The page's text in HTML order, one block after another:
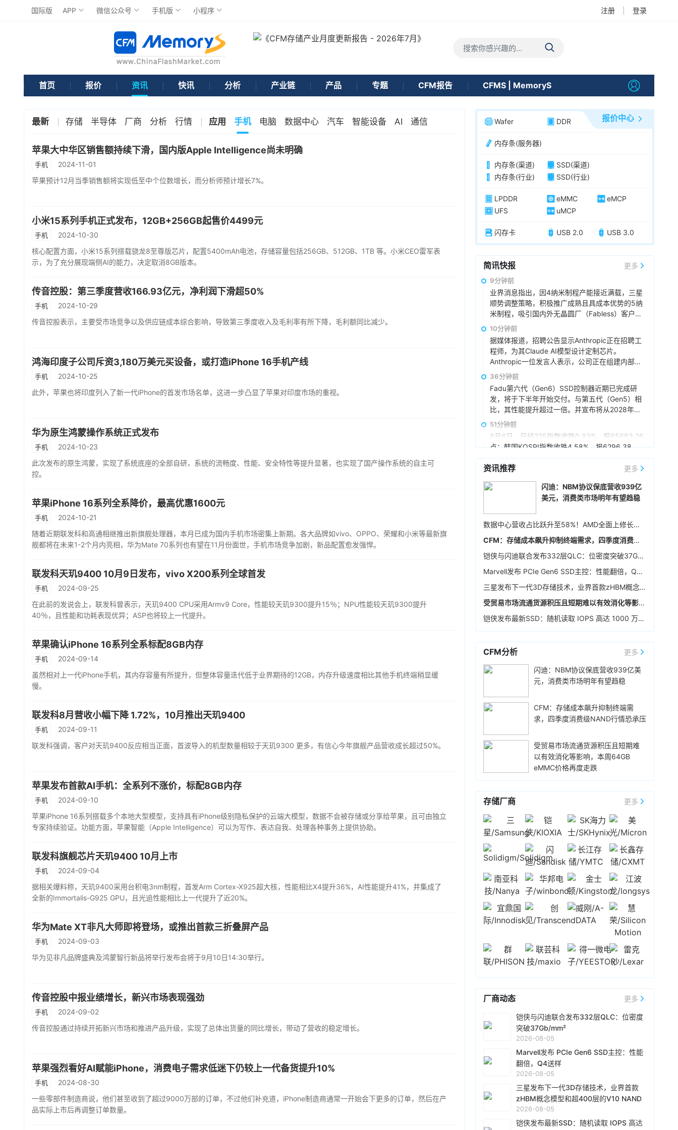
国际版 APP 微信公众号 手机版 小程序 注册 登录
首页 报价 资讯 快讯 分析 产业链 产品 专题 CFM报告 CFMS | MemoryS
最新 存储 半导体 厂商 分析 行情 应用 手机 电脑 数据中心 汽车 智能设备 AI 通信
苹果大中华区销售额持续下滑，国内版Apple Intelligence尚未明确
手机
2024-11-01
苹果预计12月当季销售额将实现低至中个位数增长，而分析师预计增长7%。
小米15系列手机正式发布，12GB+256GB起售价4499元
手机
2024-10-30
核心配置方面，小米15系列搭载骁龙8至尊版芯片，配置5400mAh电池，存储容量包括256GB、512GB、1TB 等。小米CEO雷军表
示，为了充分展现端侧AI的能力，决定取消8GB版本。
传音控股：第三季度营收166.93亿元，净利润下滑超50%
手机
2024-10-29
传音控股表示，主要受市场竞争以及供应链成本综合影响，导致第三季度收入及毛利率有所下降，毛利额同比减少。
鸿海印度子公司斥资3,180万美元买设备，或打造iPhone 16手机产线
手机
2024-10-25
此外，苹果也将印度列入了新一代iPhone的首发市场名单，这进一步凸显了苹果对印度市场的重视。
华为原生鸿蒙操作系统正式发布
手机
2024-10-23
此次发布的原生鸿蒙，实现了系统底座的全部自研，系统的流畅度、性能、安全特性等提升显著，也实现了国产操作系统的自主可
控。
苹果iPhone 16系列全系降价，最高优惠1600元
手机
2024-10-21
随着近期联发科和高通相继推出新旗舰处理器，本月已成为国内手机市场密集上新期。各大品牌如vivo、OPPO、荣耀和小米等最新旗
舰都将在未来1-2个月内亮相，华为Mate 70系列也有望在11月份面世，手机市场竞争加剧，新品配置愈发强悍。
联发科天玑9400 10月9日发布，vivo X200系列全球首发
手机
2024-09-25
在此前的发说会上，联发科曾表示，天玑9400 CPU采用Armv9 Core，性能较天玑9300提升15％；NPU性能较天玑9300提升
40％，且性能和功耗表现优异；ASP也将较上一代提升。
苹果确认iPhone 16系列全系标配8GB内存
手机
2024-09-14
虽然相对上一代iPhone手机，其内存容量有所提升，但整体容量迭代低于业界期待的12GB，内存升级速度相比其他手机终端稍显缓
慢。
联发科8月营收小幅下降 1.72%，10月推出天玑9400
手机
2024-09-11
联发科强调，客户对天玑9400反应相当正面，首波导入的机型数量相较于天玑9300 更多，有信心今年旗舰产品营收成长超过50%。
苹果发布首款AI手机：全系列不涨价，标配8GB内存
手机
2024-09-10
苹果iPhone 16系列搭载多个本地大型模型，支持具有iPhone级别隐私保护的云端大模型，数据不会被存储或分享给苹果，且可由独立
专家持续验证。功能方面，苹果智能（Apple Intelligence）可以为写作、表达自我、处理各种事务上提供协助。
联发科旗舰芯片天玑9400 10月上市
手机
2024-09-04
据相关爆料称，天玑9400采用台积电3nm制程，首发Arm Cortex-X925超大核，性能相比X4提升36%，AI性能提升41%，并集成了
全新的Immortalis-G925 GPU，且光追性能相比上一代提升了近20%。
华为Mate XT非凡大师即将登场，或推出首款三折叠屏产品
手机
2024-09-03
华为见非凡品牌盛典及鸿蒙智行新品将举行发布会将于9月10日14:30举行。
传音控股中报业绩增长，新兴市场表现强劲
手机
2024-09-02
传音控股通过持续开拓新兴市场和推进产品升级，实现了总体出货量的同比增长，带动了营收的稳定增长。
苹果强烈看好AI赋能iPhone，消费电子需求低迷下仍较上一代备货提升10%
手机
2024-08-30
一些零部件制造商说，他们甚至收到了超过9000万部的订单，不过他们补充道，iPhone制造商通常一开始会下更多的订单，然后在产
品实际上市后再调整订单数量。
报价中心
Wafer DDR
内存条(服务器)
内存条(渠道)
SSD(渠道)
内存条(行业)
SSD(行业)
LPDDR eMMC
eMCP
UFS
uMCP
闪存卡 USB 2.0 USB 3.0
简讯快报 更多
9分钟前
业界消息指出，因4纳米制程产能接近满载，三星
顺势调整策略，积极推广成熟且具成本优势的5纳
米制程，吸引国内外无晶圆厂（Fabless）客户采
用。据悉，4nm产线的高利用率主要归功于三星
电子内部高带宽内存（HBM4）订单的激增。由
于5nm制程同样适用于高性能服务器芯片的制
造，海外无晶圆厂公司的授权协议持续签署，近
三、四个月以来，客户对5纳米制程的需求显著增
加。
10分钟前
据媒体报道，招聘公告显示Anthropic正在招聘工
程师，为其Claude AI模型设计定制芯片。
Anthropic一位发言人表示，公司正在组建内部芯
片团队，为Claude设计定制芯片，这是公司首次
公开承认该计划。Anthropic将推动硬件和模型的
协同设计，使得Claude能够以客户所需的规模更
快、更高效地运行。
36分钟前
Fadu第六代（Gen6）SSD控制器近期已完成研
发，将于下半年开始交付。与第五代（Gen5）相
比，其性能提升超过一倍。并宣布将从2028年开
始供应其第七代（Gen7）SSD控制器的样品，预
计搭载第七代控制器的SSD性能将比上一代提升
51分钟前
8月6日，日经225指数收跌0.93%，报65683.26
点；韩国KOSPI指数收跌4.58%，报6296.38
点。个股方面，铠侠跌超10%，三星电子跌超
6%，SK海力士跌超10%。
52分钟前
据媒体报道，南亚科技董事会通过多项重大决
议，宣布启动5A新厂长期投资计划。2026年至
为上限，将导入1B、1C、1D及1E等10奈米级先进
制程与EUV（极紫外光）曝光设备。南亚科表
示，5A新厂最大规划产能约为每月45,000片晶
求分阶段建置。产能规划上，预计新厂2027年下
半年开始投片，2028年月投片量达3万片，2029
至完整产能。
1小时前 14:44
数据中心和边缘计算客户签订了NBM协议，体现
了客户对其长期需求的信心以及对闪迪的认可。
NBM协议的bit占比将覆盖公司总bit产能的50%以
上，到2028财年（2027年7月-2028年6月）占
具体来看，NBM协议的期限各不相同，最长可达
五年，加权平均期限超过四年。协议定价同时包
最低预期收入合计为939亿美元，实际收入将高
和金融工具共同构成的金融担保，总额为165亿美
元，旨在保护闪迪免受客户未能履行协议规定的
1小时前 14:43
为5.62亿美元，占营收的6.3%。长期来看，闪迪
仍以实现14%-19%供应增长为目标，随着BiCS8
年资本开支占营收的比例预计降至约6%。
1小时前 14:42
及以上）继续展现增长韧性，销量同比增长5%，
2025年上半年的25%以及2022年上半年的20%，
创历史新高。高端市场份额的增长，主要受存储
高端OEM凭借更高的利润率以及减少促销投入，
更容易消化成本上涨带来的压力，从而在整体市
场承压的环境下维持了需求。
1小时前 14:27
华为数据存储产品线副总裁吴俊杰在2026华为数
据存储用户精英论坛上表示，客观地讲，全球范
围内存储颗粒价格上涨是有影响的，今年业界友
商都进行了多次价格调整，涨价对华为的战略也
造成了一定影响。不过，华为的上游供应链稳定
的。
5小时前 10:48
CoreWeave宣布与Solidigm达成一项多年战略协
议，Solidigm 将优先支持 CoreWeave 人工智能
云平台的企业级固态硬盘 (SSD) 分配。该协议扩
展了 CoreWeave 的人工智能集成方案，有助于
确保其平台其他部分的存储容量能够随着客户需
Netlist宣布，已与三星电子签署一项为期五年的
协议，内容涉及专利交叉许可、存储产品供应和
技术合作。根据这项协议，三星电子可以利用
Netlist的全部专利组合，包括服务器双列直插式
内存模块（DIMM）和高带宽内存（HBM）技
术。两家公司已同意解决所有未决的法律纠纷，
并相互放弃相关索赔和法律责任。三星电子需向
Netlist支付2.39 亿美元预付授权费，以及从今年
第三季度到 2031 年第二季度的 20 个季度（5
年）内，每季度支付最高 3290 万美元的季度许
可费，该费用与三星电子收入挂钩。
5小时前 10:02
DeepSeek公告称，计划近期整体上调
DeepSeek API 服务的定价，预计涨幅较大，提
准。
6小时前 09:26
当地时间8月5日，美股三大指数涨跌不一，道指
续创历史新高。截至收盘，道指涨0.49%，报
54349.12点；纳指跌0.83%，报26363.44点；
型科技股多数收跌，AMD跌超7%，谷歌A、谷歌
C均跌超4%，高通跌超3%，微软、亚马逊跌超
1%，英伟达涨超3%，苹果涨0.52%；存储板块多
数收跌，闪迪、西部数据跌超5%，SK海力士跌超
2%，希捷跌0.91%，美光涨0.06%。
7小时前 08:46
闪迪发布截至2026年7月3日的2026财年第四季
度财报：营收89.7亿美元，环比增长51%，超出
指引上限。环比业绩增长中约三分之一来自出货
量的增加，三分之二来自产品价格的上涨。非
GAAP下净利润61.62亿美元，环比增长68%。继
今年4月财报电话会议上宣布签署5份新业务模式
（NBM）协议后，闪迪在本财季又签署了5份新
协议，其中包括3份与新客户的NBM协议，以及2
份对现有协议的扩展。本财季预计营收103.0亿美
21小时前 18:51
据韩媒报道，SK 海力士全资子公司 Solidigm 正
（约合350亿美元）左右的估值筹集 5~10 万亿
承销商，并正向全球另类资产管理公司及海外主
权财富基金等机构探询投资意向。
21小时前 18:49
2027 年的芯片制造合同价格还将进一步上涨，调
整幅度不会比 2026 年低。AI 相关产品在该司整
体营收中的占比已从上半年的个位数百分比来到
下半年的双位数百分比，全年整体将达 10% 及以
上，份额较去年增长近一倍；明年 AI 对世界先进
绝对营收和营收占比的贡献还将进一步走高。
据韩国媒体报道，苹果近期考虑将长鑫存储纳入
其供应链，计划通过此举缓解下一代iPhone及智
DRAM（如LPDDR5X）的降价谈判中陷入僵局。
面对苹果的压价诉求，长鑫存储予以拒绝，并表
态其内存采购报价将坚持与三星电子和SK海力士
相近或更高。
21小时前 17:56
华为常务董事、产品投资评审委员会主任、终端
BG 董事长余承东表示，内存高昂涨价，手机之后
可能都要大规模涨价，否则原本的价格都在亏损
资讯推荐 更多
闪迪：NBM协议保底营收939亿
美元，消费类市场明年有望趋稳
数据中心营收占比跃升至58%！AMD全面上修长期财务指引，2027年该板块营收将翻倍
CFM：存储成本飙升抑制终端需求，四季度消费级NAND行情恐承压
铠侠与闪迪联合发布332层QLC：位密度突破37Gb/mm²
Marvell发布 PCIe Gen6 SSD主控：性能翻倍，Q4送样
三星发布下一代3D存储技术，业界首款zHBM概念模型和超400层的V10 NAND亮相
受贸易市场流通货源积压且短期难以有效消化等影响，本周64GB eMMC价格再度走跌
铠侠发布最新SSD：随机读取 IOPS 高达 1000 万，未来冲击1亿 IOPS
CFM分析 更多
闪迪：NBM协议保底营收939亿美
元，消费类市场明年有望趋稳
CFM：存储成本飙升抑制终端需
求，四季度消费级NAND行情恐承压
受贸易市场流通货源积压且短期难
以有效消化等影响，本周64GB
eMMC价格再度走跌
存储厂商 更多
厂商动态 更多
铠侠与闪迪联合发布332层QLC：位密度
突破37Gb/mm²
2026-08-05
Marvell发布 PCIe Gen6 SSD主控：性能
翻倍，Q4送样
2026-08-05
三星发布下一代3D存储技术，业界首款
zHBM概念模型和超400层的V10 NAND
亮相
2026-08-05
铠侠发布最新SSD：随机读取 IOPS 高达